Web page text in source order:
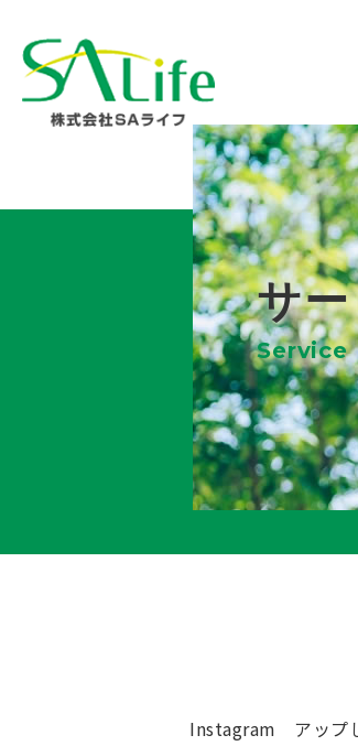
サ
Service
Instagram アップ